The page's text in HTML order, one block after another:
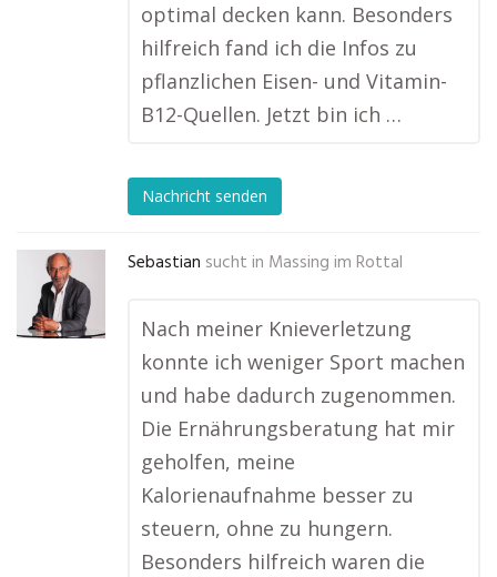
optimal decken kann. Besonders
hilfreich fand ich die Infos zu
pflanzlichen Eisen- und Vitamin-
B12-Quellen. Jetzt bin ich …
Nachricht senden
Sebastian sucht in Massing im Rottal
Nach meiner Knieverletzung
konnte ich weniger Sport machen
und habe dadurch zugenommen.
Die Ernährungsberatung hat mir
geholfen, meine
Kalorienaufnahme besser zu
steuern, ohne zu hungern.
Besonders hilfreich waren die